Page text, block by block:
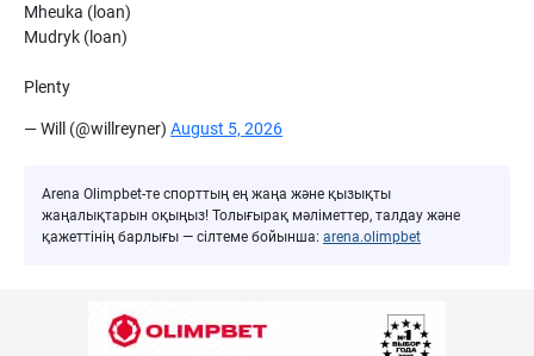
Mheuka (loan)
Mudryk (loan)
Plenty
— Will (@willreyner) August 5, 2026
Arena Olimpbet-те спорттың ең жаңа және қызықты
жаңалықтарын оқыңыз! Толығырақ мәліметтер, талдау және
қажеттінің барлығы — сілтеме бойынша: arena.olimpbet